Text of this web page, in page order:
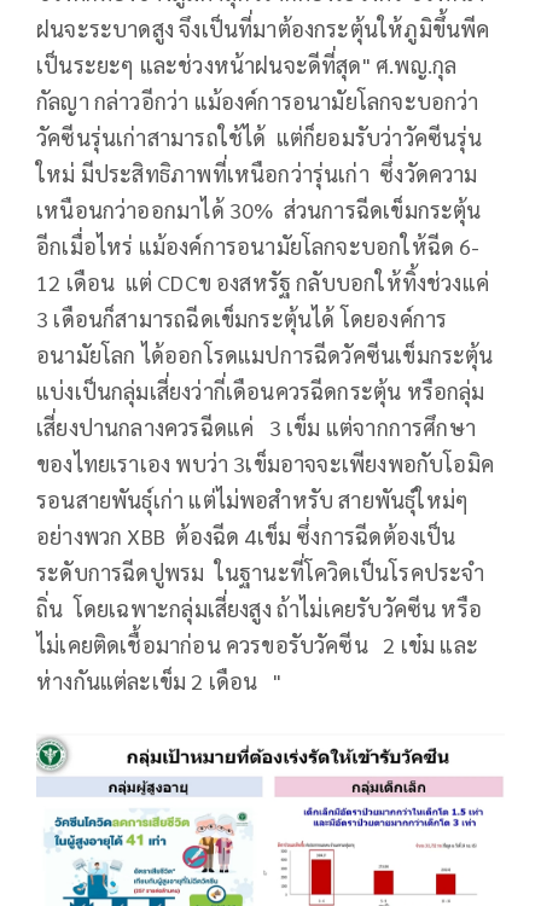
ฝนจะระบาดสูง จึงเป็นที่มาต้องกระตุ้นให้ภูมิขึ้นพีค
เป็นระยะๆ และช่วงหน้าฝนจะดีที่สุด" ศ.พญ.กุล
กัลญา กล่าวอีกว่า แม้องค์การอนามัยโลกจะบอกว่า
วัคซีนรุ่นเก่าสามารถใช้ได้ แต่ก็ยอมรับว่าวัคซีนรุ่น
ใหม่ มีประสิทธิภาพที่เหนือกว่ารุ่นเก่า ซึ่งวัดความ
เหนือนกว่าออกมาได้ 30% ส่วนการฉีดเข็มกระตุ้น
อีกเมื่อไหร่ แม้องค์การอนามัยโลกจะบอกให้ฉีด 6-
12 เดือน แต่ CDCข องสหรัฐ กลับบอกให้ทิ้งช่วงแค่
3 เดือนก็สามารถฉีดเข็มกระตุ้นได้ โดยองค์การ
อนามัยโลก ได้ออกโรดแมปการฉีดวัคซีนเข็มกระตุ้น
แบ่งเป็นกลุ่มเสี่ยงว่ากี่เดือนควรฉีดกระตุ้น หรือกลุ่ม
เสี่ยงปานกลางควรฉีดแค่ 3 เข็ม แต่จากการศึกษา
ของไทยเราเอง พบว่า 3เข็มอาจจะเพียงพอกับโอมิค
รอนสายพันธุ์เก่า แต่ไม่พอสำหรับ สายพันธุ์ใหม่ๆ
อย่างพวก XBB ต้องฉีด 4เข็ม ซึ่งการฉีดต้องเป็น
ระดับการฉีดปูพรม ในฐานะที่โควิดเป็นโรคประจำ
ถิ่น โดยเฉพาะกลุ่มเสี่ยงสูง ถ้าไม่เคยรับวัคซีน หรือ
ไม่เคยติดเชื้อมาก่อน ควรขอรับวัคซีน 2 เข๋ม และ
ห่างกันแต่ละเข็ม 2 เดือน "